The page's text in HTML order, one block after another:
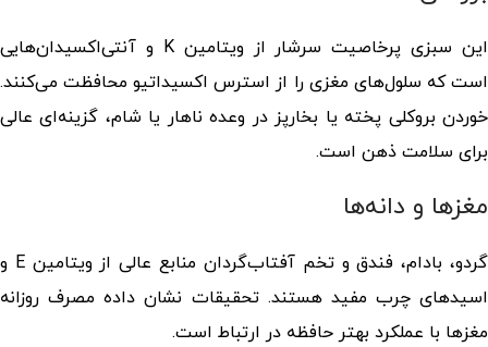
این سبزی پرخاصیت سرشار از ویتامین K و آنتی‌اکسیدان‌هایی
است که سلول‌های مغزی را از استرس اکسیداتیو محافظت می‌کنند.
خوردن بروکلی پخته یا بخارپز در وعده ناهار یا شام، گزینه‌ای عالی
برای سلامت ذهن است.
مغزها و دانه‌ها
گردو، بادام، فندق و تخم آفتاب‌گردان منابع عالی از ویتامین E و
اسیدهای چرب مفید هستند. تحقیقات نشان داده مصرف روزانه
مغزها با عملکرد بهتر حافظه در ارتباط است.